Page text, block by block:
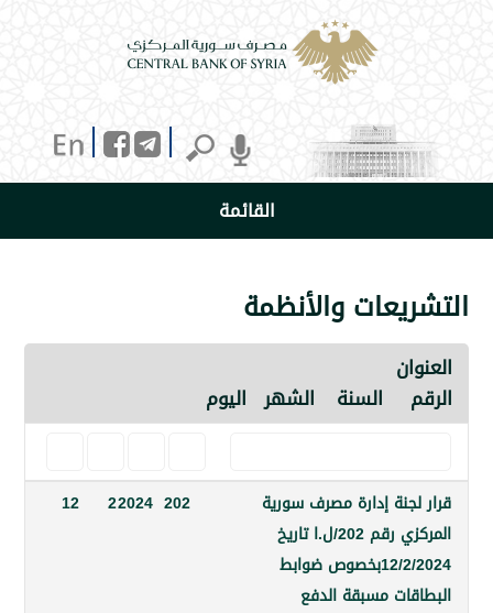
والأنظمة
السنة
الشهر اليوم
إدارة مصرف سورية
المركزي رقم 202/ل.ا تاريخ
12/2/2024بخصوص ضوابط
مسبقة الدفع
202
12